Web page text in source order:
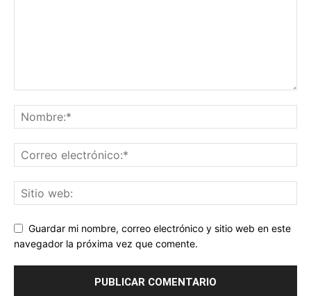
Guardar mi nombre, correo electrónico y sitio web en este
navegador la próxima vez que comente.